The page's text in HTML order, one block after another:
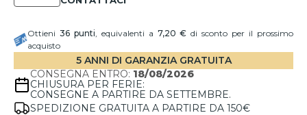
Ottieni 36punti, equivalenti a 7,20 € di sconto per il prossimo
acquisto
5 ANNI DI GARANZIA GRATUITA
CONSEGNA ENTRO: 18/08/2026
CHIUSURA PER FERIE:
CONSEGNE A PARTIRE DA SETTEMBRE.
SPEDIZIONE GRATUITA A PARTIRE DA 150€